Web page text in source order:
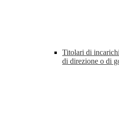
Titolari di
di direzione o di